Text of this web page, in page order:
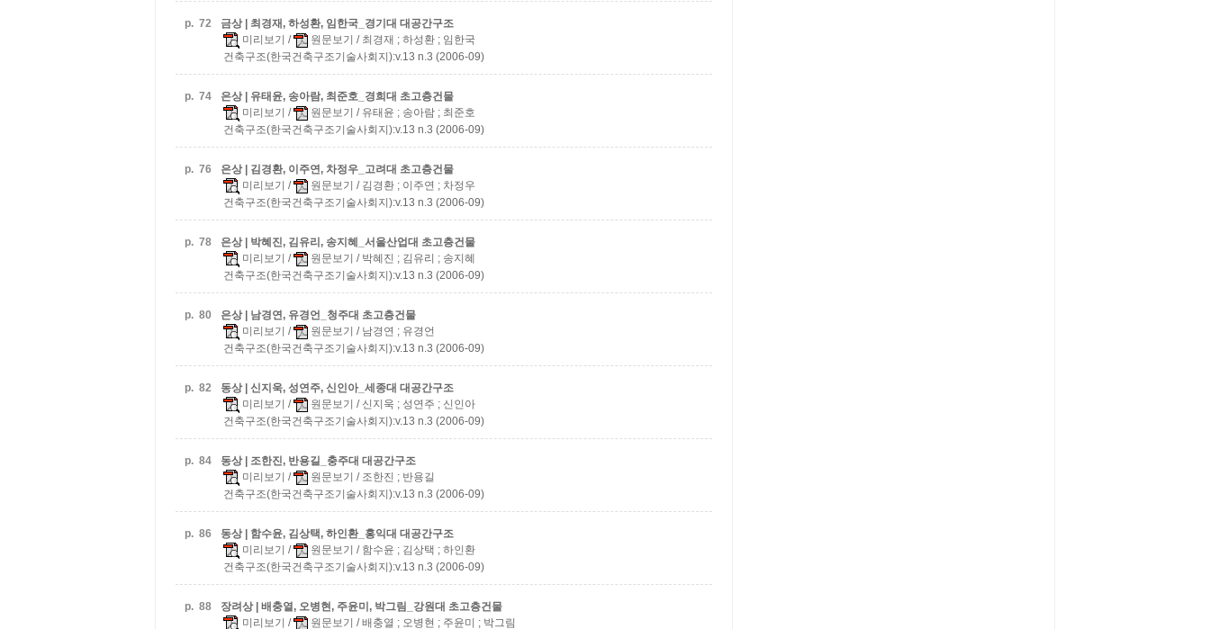
p. 72 금상 | 최경재, 하성환, 임한국_경기대 대공간구조
미리보기 / 원문보기 / 최경재 ; 하성환 ; 임한국
건축구조(한국건축구조기술사회지):v.13 n.3 (2006-09)
p. 74 은상 | 유태윤, 송아람, 최준호_경희대 초고층건물
미리보기 / 원문보기 / 유태윤 ; 송아람 ; 최준호
건축구조(한국건축구조기술사회지):v.13 n.3 (2006-09)
p. 76 은상 | 김경환, 이주연, 차정우_고려대 초고층건물
미리보기 / 원문보기 / 김경환 ; 이주연 ; 차정우
건축구조(한국건축구조기술사회지):v.13 n.3 (2006-09)
p. 78 은상 | 박혜진, 김유리, 송지혜_서울산업대 초고층건물
미리보기 / 원문보기 / 박혜진 ; 김유리 ; 송지혜
건축구조(한국건축구조기술사회지):v.13 n.3 (2006-09)
p. 80 은상 | 남경연, 유경언_청주대 초고층건물
미리보기 / 원문보기 / 남경연 ; 유경언
건축구조(한국건축구조기술사회지):v.13 n.3 (2006-09)
p. 82 동상 | 신지욱, 성연주, 신인아_세종대 대공간구조
미리보기 / 원문보기 / 신지욱 ; 성연주 ; 신인아
건축구조(한국건축구조기술사회지):v.13 n.3 (2006-09)
p. 84 동상 | 조한진, 반용길_충주대 대공간구조
미리보기 / 원문보기 / 조한진 ; 반용길
건축구조(한국건축구조기술사회지):v.13 n.3 (2006-09)
p. 86 동상 | 함수윤, 김상택, 하인환_홍익대 대공간구조
미리보기 / 원문보기 / 함수윤 ; 김상택 ; 하인환
건축구조(한국건축구조기술사회지):v.13 n.3 (2006-09)
p. 88 장려상 | 배충열, 오병현, 주윤미, 박그림_강원대 초고층건물
미리보기 / 원문보기 / 배충열 ; 오병현 ; 주윤미 ; 박그림